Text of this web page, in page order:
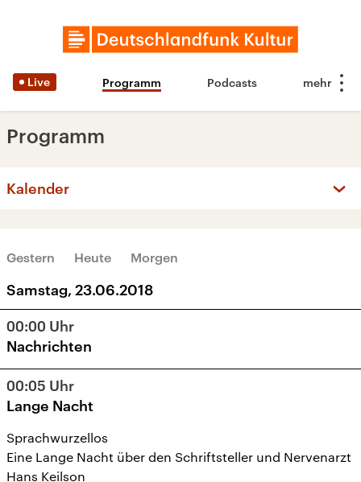
Live Programm Podcasts
Programm
Kalender
Mo Di Mi Do
4
Gestern Heute Morgen
Samstag, 23.06.2018
00:00 Uhr
Nachrichten
00:05 Uhr
Lange Nacht
Sprachwurzellos
Eine Lange Nacht über den Schriftsteller und Nervenarzt
Hans Keilson